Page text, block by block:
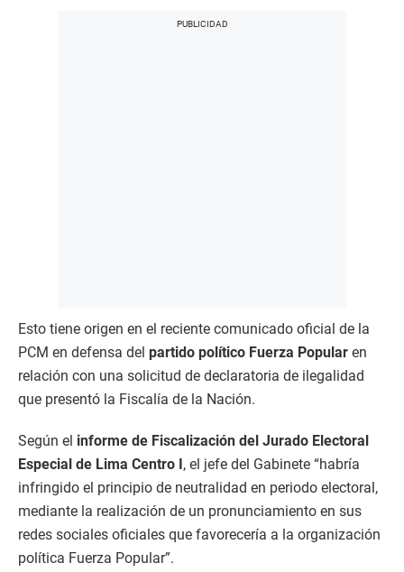
Esto tiene origen en el reciente comunicado oficial de la
PCM en defensa del partido político Fuerza Popular en
relación con una solicitud de declaratoria de ilegalidad
que presentó la Fiscalía de la Nación.
Según el informe de Fiscalización del Jurado Electoral
Especial de Lima Centro I , el jefe del Gabinete “habría
infringido el principio de neutralidad en periodo electoral,
mediante la realización de un pronunciamiento en sus
redes sociales oficiales que favorecería a la organización
política Fuerza Popular”.